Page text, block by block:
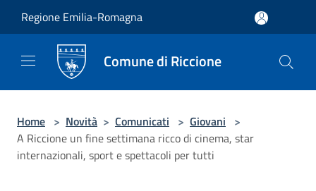
Regione Emilia-Romagna
Comune di Riccione
Home > Novità > Comunicati > Giovani >
A Riccione un fine settimana ricco di cinema, star
internazionali, sport e spettacoli per tutti